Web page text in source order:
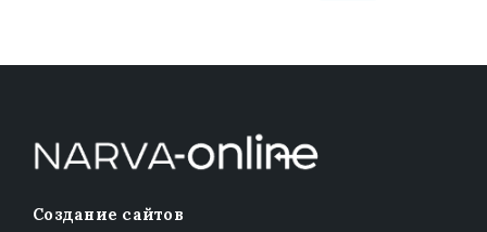
Создание сайтов